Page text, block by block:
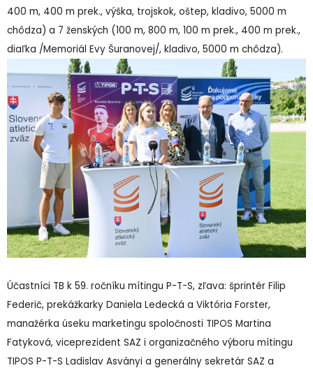
400 m, 400 m prek., výška, trojskok, oštep, kladivo, 5000 m
chôdza) a 7 ženských (100 m, 800 m, 100 m prek., 400 m prek.,
diaľka /Memoriál Evy Šuranovej/, kladivo, 5000 m chôdza).
Účastníci TB k 59. ročníku mítingu P-T-S, zľava: šprintér Filip
Federič, prekážkarky Daniela Ledecká a Viktória Forster,
manažérka úseku marketingu spoločnosti TIPOS Martina
Fatyková, viceprezident SAZ i organizačného výboru mítingu
TIPOS P-T-S Ladislav Asványi a generálny sekretár SAZ a